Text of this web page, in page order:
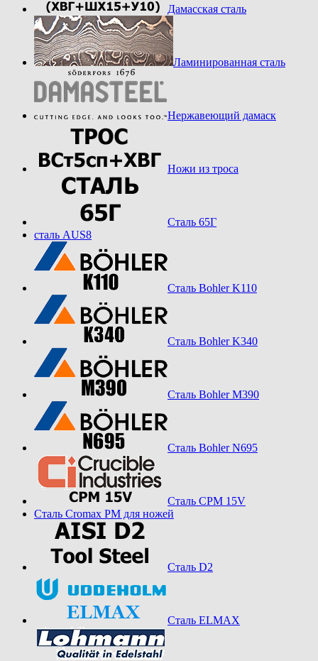
Дамасская сталь
Ламинированная сталь
Нержавеющий дамаск
Ножи из троса
Сталь 65Г
сталь AUS8
Сталь Bohler K110
Сталь Bohler K340
Сталь Bohler M390
Сталь Bohler N695
Сталь CPM 15V
Сталь Cromax PM для ножей
Сталь D2
Сталь ELMAX